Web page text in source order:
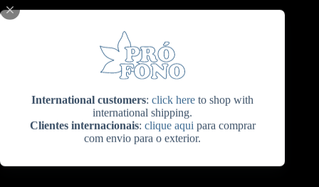
International customers: click here to shop with
international shipping.
Clientes internacionais: clique aqui para comprar
com envio para o exterior.